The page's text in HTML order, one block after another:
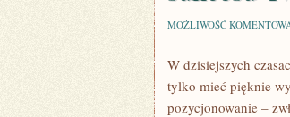
MOŻLIWOŚĆ
W dzisiejszych
tylko mieć pięknie
pozycjonowanie –